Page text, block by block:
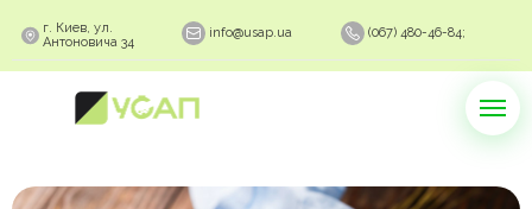
г. Киев, ул.
Антоновича 34
info@usap.ua (067) 480-46-84;